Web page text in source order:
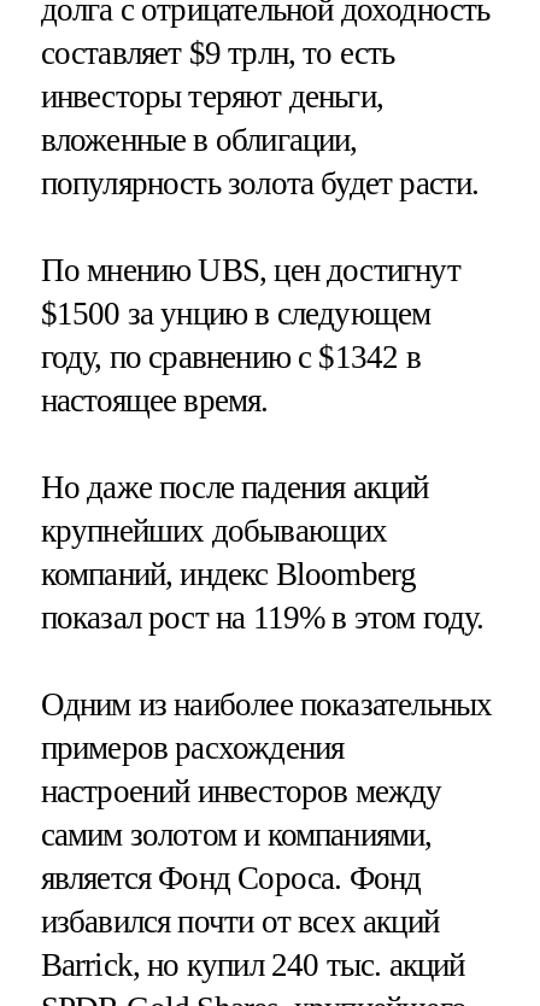
долга с отрицательной доходность
составляет $9 трлн, то есть
инвесторы теряют деньги,
вложенные в облигации,
популярность золота будет расти.
По мнению UBS, цен достигнут
$1500 за унцию в следующем
году, по сравнению с $1342 в
настоящее время.
Но даже после падения акций
крупнейших добывающих
компаний, индекс Bloomberg
показал рост на 119% в этом году.
Одним из наиболее показательных
примеров расхождения
настроений инвесторов между
самим золотом и компаниями,
является Фонд Сороса. Фонд
избавился почти от всех акций
Barrick, но купил 240 тыс. акций